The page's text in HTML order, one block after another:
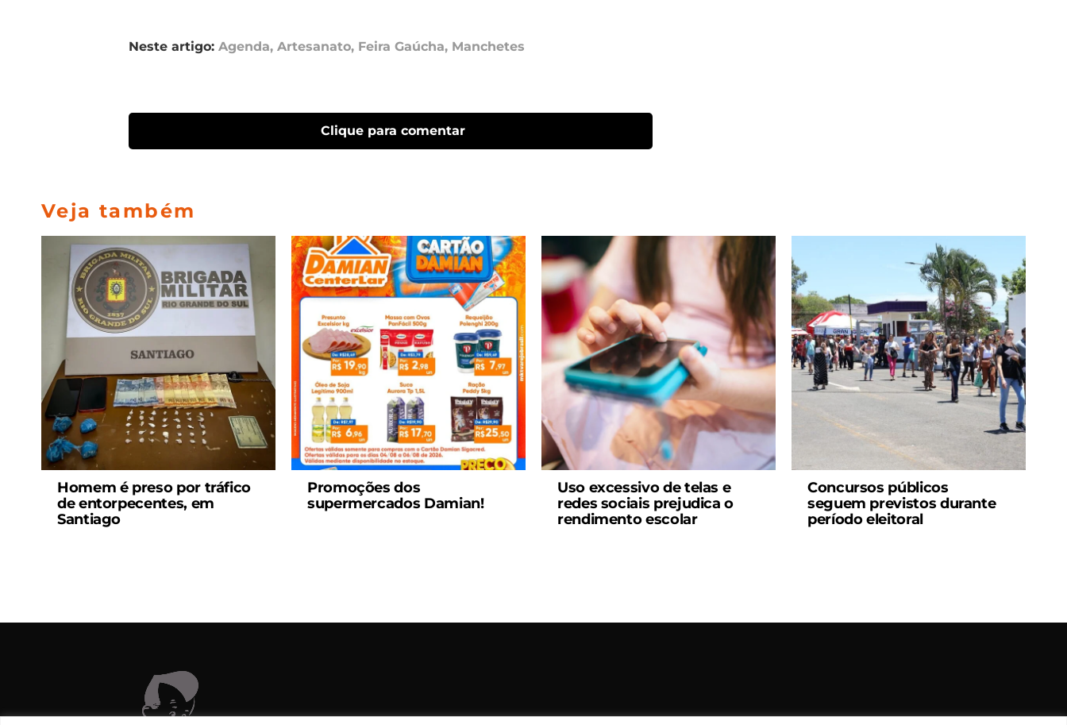
Neste artigo: Agenda, Artesanato, Feira Gaúcha, Manchetes
Clique para comentar
Veja também
Homem é preso por tráfico
de entorpecentes, em
Santiago
Promoções dos
supermercados Damian!
Uso excessivo de telas e
redes sociais prejudica o
rendimento escolar
Concursos públicos
seguem previstos durante
período eleitoral